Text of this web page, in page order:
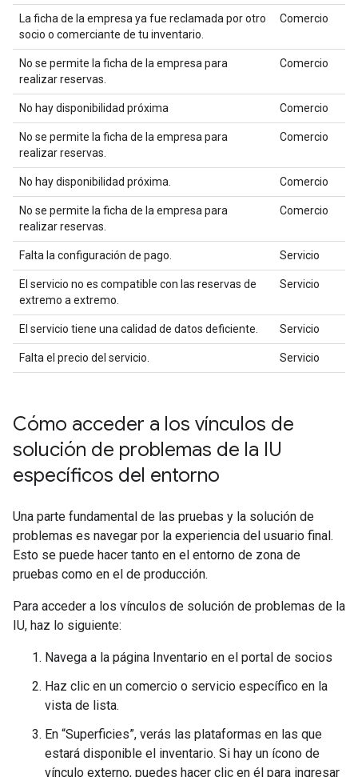
La ficha de la empresa ya fue reclamada por otro
socio o comerciante de tu inventario.
Comercio
No se permite la ficha de la empresa para
realizar reservas.
Comercio
No hay disponibilidad próxima Comercio
No se permite la ficha de la empresa para
realizar reservas.
Comercio
No hay disponibilidad próxima. Comercio
No se permite la ficha de la empresa para
realizar reservas.
Comercio
Falta la configuración de pago. Servicio
El servicio no es compatible con las reservas de
extremo a extremo.
Servicio
El servicio tiene una calidad de datos deficiente. Servicio
Falta el precio del servicio. Servicio
Cómo acceder a los vínculos de
solución de problemas de la IU
específicos del entorno
Una parte fundamental de las pruebas y la solución de
problemas es navegar por la experiencia del usuario final.
Esto se puede hacer tanto en el entorno de zona de
pruebas como en el de producción.
Para acceder a los vínculos de solución de problemas de la
IU, haz lo siguiente:
Navega a la página Inventario en el portal de socios
Haz clic en un comercio o servicio específico en la
vista de lista.
En “Superficies”, verás las plataformas en las que
estará disponible el inventario. Si hay un ícono de
vínculo externo, puedes hacer clic en él para ingresar